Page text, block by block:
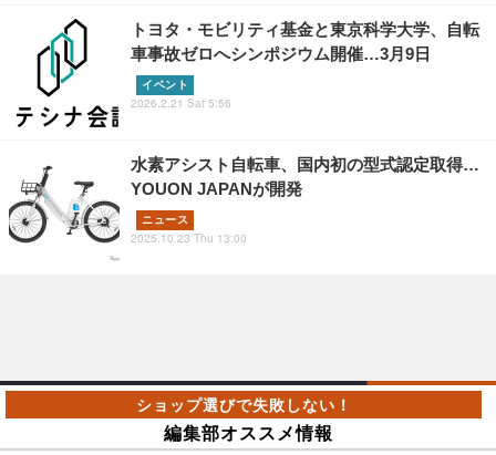
トヨタ・モビリティ基金と東京科学大学、自転
車事故ゼロへシンポジウム開催…3月9日
イベント
2026.2.21 Sat 5:56
水素アシスト自転車、国内初の型式認定取得…
YOUON JAPANが開発
ニュース
2025.10.23 Thu 13:00
編集部オススメ情報